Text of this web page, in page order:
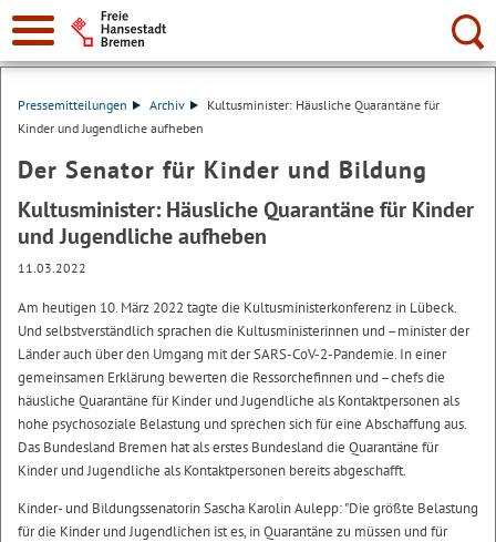
Suche:
Pressemitteilungen Archiv
Kultusminister: Häusliche Quarantäne für
Kinder und Jugendliche aufheben
Der Senator für Kinder und Bildung
Kultusminister: Häusliche Quarantäne für Kinder
und Jugendliche aufheben
11.03.2022
Am heutigen 10. März 2022 tagte die Kultusministerkonferenz in Lübeck.
Und selbstverständlich sprachen die Kultusministerinnen und –minister der
Länder auch über den Umgang mit der SARS-CoV-2-Pandemie. In einer
gemeinsamen Erklärung bewerten die Ressorchefinnen und –chefs die
häusliche Quarantäne für Kinder und Jugendliche als Kontaktpersonen als
hohe psychosoziale Belastung und sprechen sich für eine Abschaffung aus.
Das Bundesland Bremen hat als erstes Bundesland die Quarantäne für
Kinder und Jugendliche als Kontaktpersonen bereits abgeschafft.
Kinder- und Bildungssenatorin Sascha Karolin Aulepp: "Die größte Belastung
für die Kinder und Jugendlichen ist es, in Quarantäne zu müssen und für